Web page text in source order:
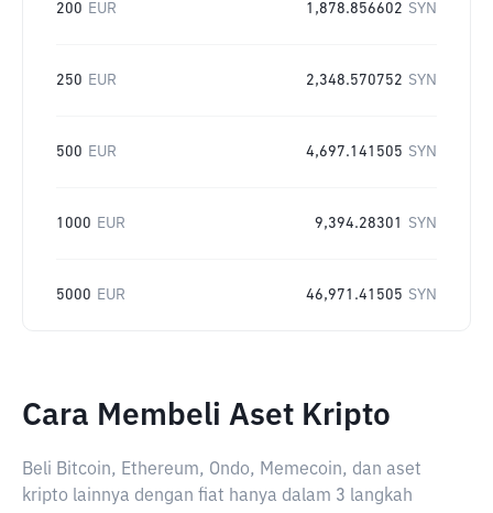
200 EUR 1,878.856602 SYN
250 EUR 2,348.570752 SYN
500 EUR 4,697.141505 SYN
1000 EUR 9,394.28301 SYN
5000 EUR 46,971.41505 SYN
Cara Membeli Aset Kripto
Beli Bitcoin, Ethereum, Ondo, Memecoin, dan aset
kripto lainnya dengan fiat hanya dalam 3 langkah